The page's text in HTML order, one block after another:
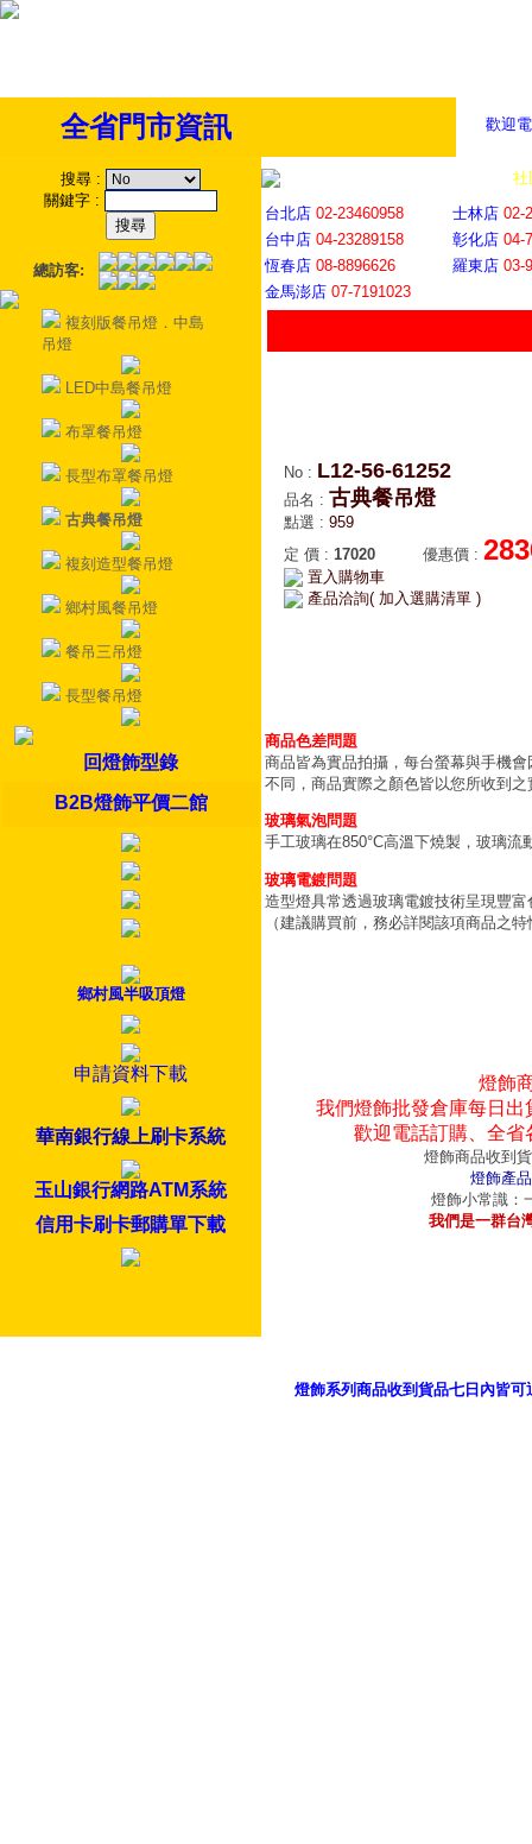
歡迎
全省門市資訊
搜尋 :
關鍵字 :
總訪客:
複刻版餐吊燈．中島
吊燈
LED中島餐吊燈
布罩餐吊燈
長型布罩餐吊燈
古典餐吊燈
複刻造型餐吊燈
鄉村風餐吊燈
餐吊三吊燈
長型餐吊燈
回燈飾型錄
B2B燈飾平價二館
鄉村風半吸頂燈
申請資料下載
華南銀行線上刷卡系統
玉山銀行網路ATM系統
信用卡刷卡郵購單下載
社
台北店 02-23460958 士林店 02-
台中店 04-23289158 彰化店 04-
恆春店 08-8896626 羅東店 03-
金馬澎店 07-7191023
No : L12-56-61252
品名 : 古典餐吊燈
點選 : 959
定 價 : 17020 優惠價 :
置入購物車
產品洽詢( 加入選購清單 )
商品色差問題
商品皆為實品拍攝，每台螢幕與手機
不同，商品實際之顏色皆以您所收到之
玻璃氣泡問題
手工玻璃在850°C高溫下燒製，玻璃
玻璃電鍍問題
造型燈具常透過玻璃電鍍技術呈現豐
（建議購買前，務必詳閱該項商品之
燈飾
我們燈飾批發倉庫每日
歡迎電話訂購、全
燈飾商品收到
燈飾產
燈飾小常識：
我們是一群台
燈飾系列商品收到貨品七日內皆